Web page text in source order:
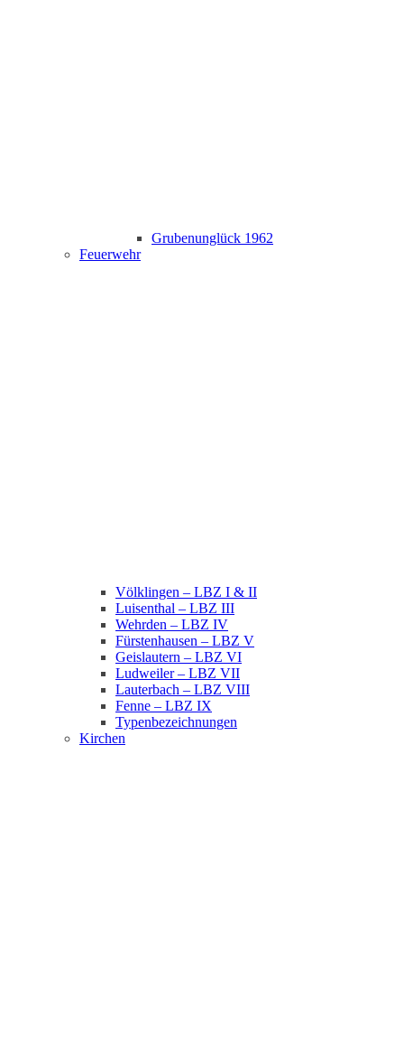
Grubenunglück 1962
Feuerwehr
Völklingen – LBZ I & II
Luisenthal – LBZ III
Wehrden – LBZ IV
Fürstenhausen – LBZ V
Geislautern – LBZ VI
Ludweiler – LBZ VII
Lauterbach – LBZ VIII
Fenne – LBZ IX
Typenbezeichnungen
Kirchen